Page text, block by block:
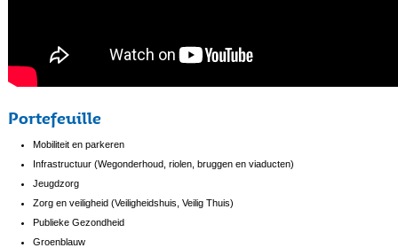
Portefeuille
Mobiliteit en parkeren
Infrastructuur (Wegonderhoud, riolen, bruggen en viaducten)
Jeugdzorg
Zorg en veiligheid (Veiligheidshuis, Veilig Thuis)
Publieke Gezondheid
Groenblauw